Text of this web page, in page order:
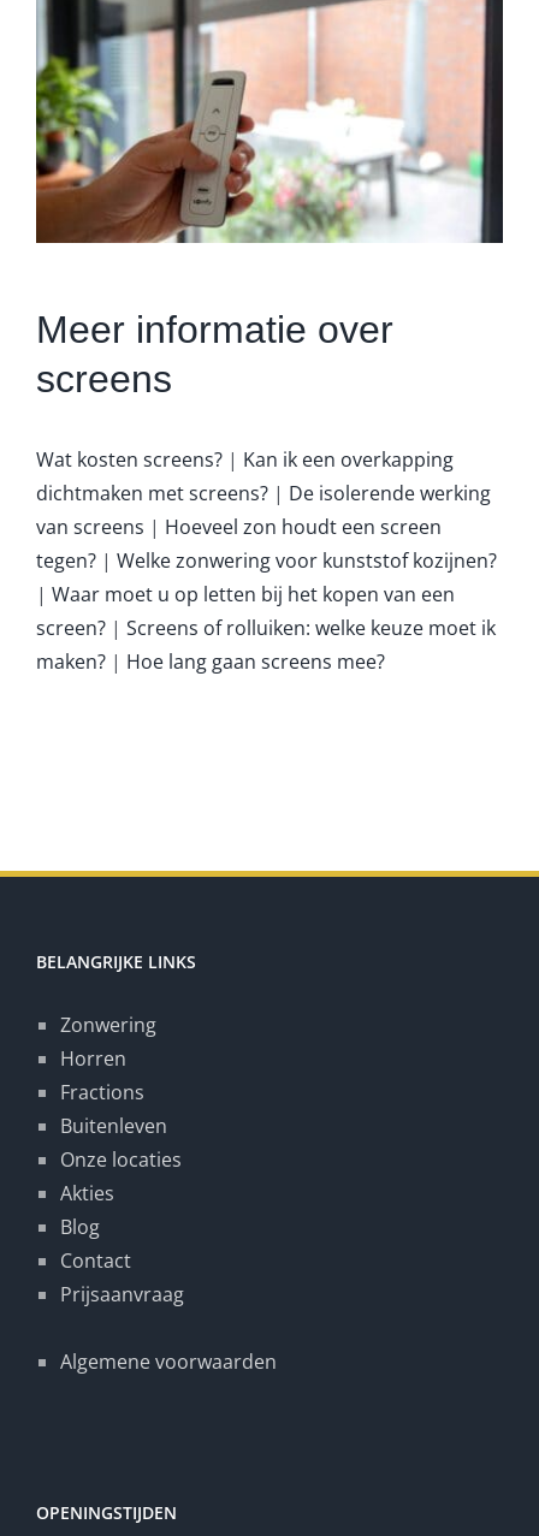
Meer informatie over
screens
Wat kosten screens?| Kan ik een overkapping
dichtmaken met screens?| De isolerende werking
van screens | Hoeveel zon houdt een screen
tegen?| Welke zonwering voor kunststof kozijnen?
| Waar moet u op letten bij het kopen van een
screen?| Screens of rolluiken: welke keuze moet ik
maken?| Hoe lang gaan screens mee?
BELANGRIJKE LINKS
Zonwering
Horren
Fractions
Buitenleven
Onze locaties
Akties
Blog
Contact
Prijsaanvraag
Algemene voorwaarden
OPENINGSTIJDEN